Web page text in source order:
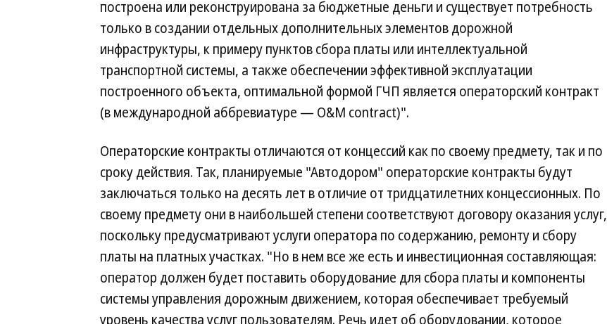
построена или реконструирована за бюджетные деньги и существует потребность
только в создании отдельных дополнительных элементов дорожной
инфраструктуры, к примеру пунктов сбора платы или интеллектуальной
транспортной системы, а также обеспечении эффективной эксплуатации
построенного объекта, оптимальной формой ГЧП является операторский контракт
(в международной аббревиатуре — O&M contract)".
Операторские контракты отличаются от концессий как по своему предмету, так и по
сроку действия. Так, планируемые "Автодором" операторские контракты будут
заключаться только на десять лет в отличие от тридцатилетних концессионных. По
своему предмету они в наибольшей степени соответствуют договору оказания услуг,
поскольку предусматривают услуги оператора по содержанию, ремонту и сбору
платы на платных участках. "Но в нем все же есть и инвестиционная составляющая:
оператор должен будет поставить оборудование для сбора платы и компоненты
системы управления дорожным движением, которая обеспечивает требуемый
уровень качества услуг пользователям. Речь идет об оборудовании, которое